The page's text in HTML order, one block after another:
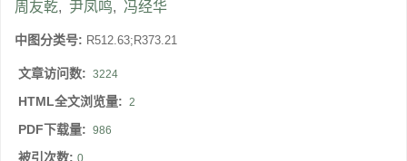
周友乾, 尹凤鸣, 冯经华
中图分类号: R512.63;R373.21
文章访问数: 3224
HTML全文浏览量: 2
PDF下载量: 986
被引次数: